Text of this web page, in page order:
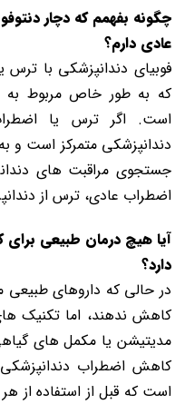
چگونه بفهمم که دچار
عادی دارم؟
فوبیای دندانپزشکی با
که به طور خاص مربوط به
است. اگر ترس یا
دندانپزشکی متمرکز است و
جستجوی مراقبت های
اضطراب عادی، ترس از
آیا هیچ درمان طبیعی
دارد؟
در حالی که داروهای طبیعی
کاهش ندهند، اما تکنیک
مدیتیشن یا مکمل های
کاهش اضطراب
است که قبل از استفاده از